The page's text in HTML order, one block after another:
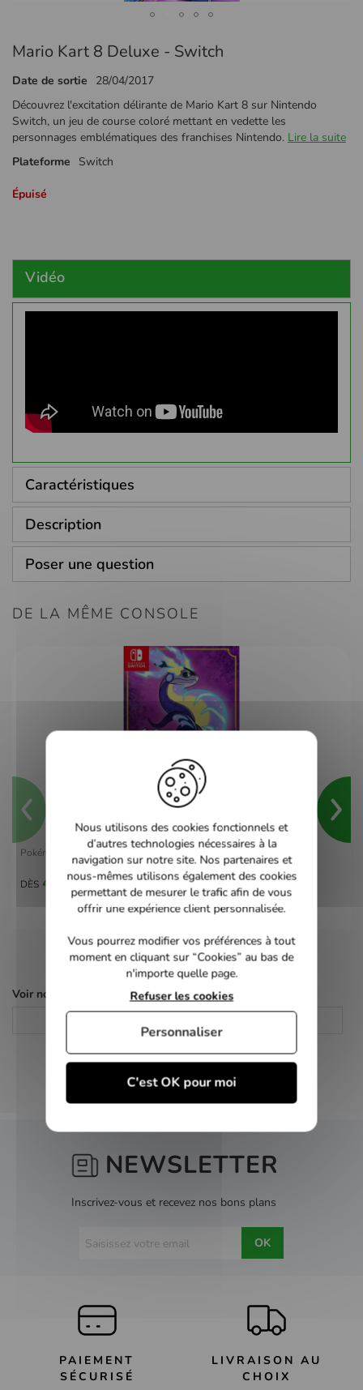
au
de
la
Galerie
d’images
Mario Kart 8 Deluxe - Switch
Date de sortie
28/04/2017
Découvrez l'excitation délirante de Mario Kart 8 sur Nintendo
Switch, un jeu de course coloré mettant en vedette les
personnages emblématiques des franchises Nintendo. Lire la suite
Plateforme
Switch
Épuisé
Vidéo
Caractéristiques
Description
Poser une question
DE LA MÊME CONSOLE
Pokémon Violet - switch
DÈS 40,00 €
Voir nos autres pages :
Jeux Switch
NEWSLETTER
Inscrivez-vous et recevez nos bons plans
OK
PAIEMENT
SÉCURISÉ
LIVRAISON AU
CHOIX
Nous utilisons des cookies fonctionnels et
d’autres technologies nécessaires à la
navigation sur notre site. Nos partenaires et
nous-mêmes utilisons également des cookies
permettant de mesurer le trafic afin de vous
offrir une expérience client personnalisée.
Vous pourrez modifier vos préférences à tout
moment en cliquant sur “Cookies” au bas de
n'importe quelle page.
C'est OK pour moi
Refuser les cookies
Personnaliser